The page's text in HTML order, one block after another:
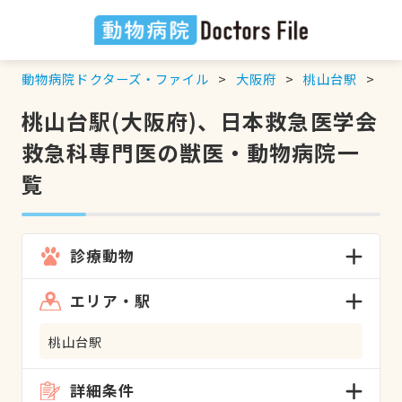
動物病院ドクターズ・ファイル 大阪府 桃山台駅
桃山台駅(大阪府)、日本救急医学会
救急科専門医の獣医・動物病院一
覧
診療動物
エリア・駅
桃山台駅
詳細条件